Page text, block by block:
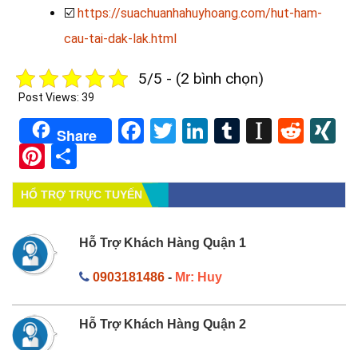
☑️ https://suachuanhahuyhoang.com/hut-ham-
cau-tai-dak-lak.html
5/5 - (2 bình chọn)
Post Views: 39
Share Facebook
TwitterLinkedIn
Tumblr
Pinterest
HỔ TRỢ TRỰC TUYẾN
Hỗ Trợ Khách Hàng Quận 1
0903181486- Mr: Huy
Hỗ Trợ Khách Hàng Quận 2